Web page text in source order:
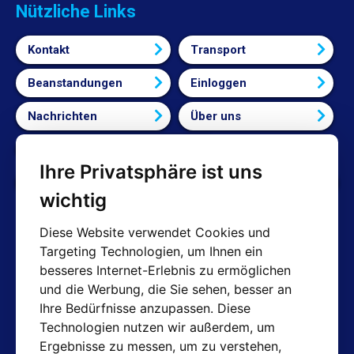
Ihre Privatsphäre ist uns
wichtig
Diese Website verwendet Cookies und
Targeting Technologien, um Ihnen ein
besseres Internet-Erlebnis zu ermöglichen
und die Werbung, die Sie sehen, besser an
Ihre Bedürfnisse anzupassen. Diese
Technologien nutzen wir außerdem, um
Ergebnisse zu messen, um zu verstehen,
Nützliche Links
Kontakt Transport
Beanstandungen Einloggen
Nachrichten Über uns
Cookie-Einstellungen bearbeiten
AT-Kontakte
Shop: info@hotair.cz
+420 603 357 606 (Nur Englisch)
Mo-Fr: 7:30 – 15:00